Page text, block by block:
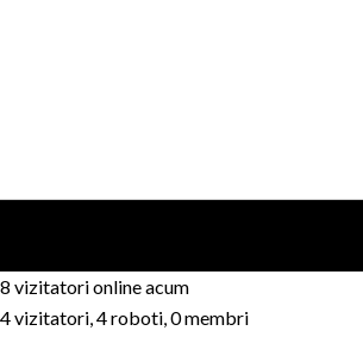
8 vizitatori online acum
4 vizitatori, 4 roboti, 0 membri